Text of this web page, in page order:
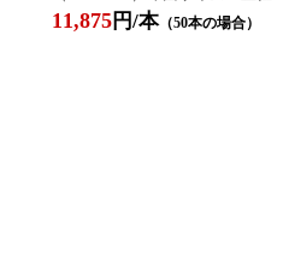
11,875円/本（50本の場合）